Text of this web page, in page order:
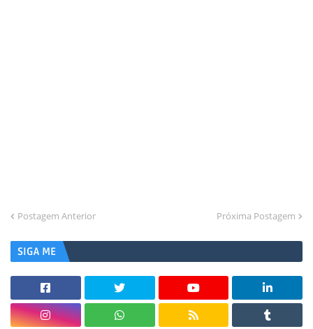
Postagem Anterior Próxima Postagem
SIGA ME